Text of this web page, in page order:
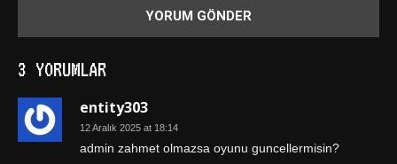
3 YORUMLAR
entity303
12 Aralık 2025 at 18:14
admin zahmet olmazsa oyunu guncellermisin?